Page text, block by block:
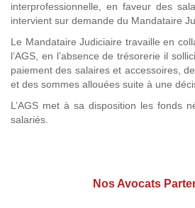
interprofessionnelle, en faveur des
intervient sur demande du Mandataire
Le Mandataire Judiciaire travaille en
l’AGS, en l’absence de trésorerie il
paiement des salaires et accessoires,
et des sommes allouées suite à une
L’AGS met à sa disposition les fonds
salariés.
Nos Avocats